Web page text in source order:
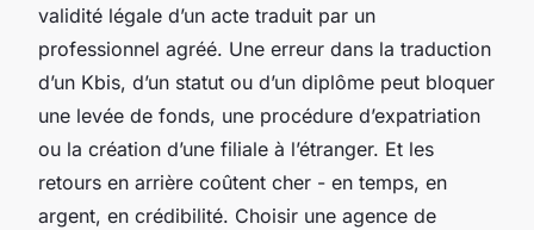
validité légale d’un acte traduit par un
professionnel agréé. Une erreur dans la traduction
d’un Kbis, d’un statut ou d’un diplôme peut bloquer
une levée de fonds, une procédure d’expatriation
ou la création d’une filiale à l’étranger. Et les
retours en arrière coûtent cher - en temps, en
argent, en crédibilité. Choisir une agence de